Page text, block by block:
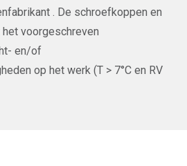
. De schroefkoppen en
voorgeschreven
en/of
op het werk (T > 7°C en RV